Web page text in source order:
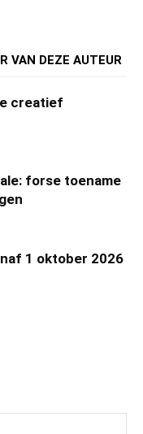
VAN DEZE AUTEUR
creatief
forse toename
1 oktober 2026